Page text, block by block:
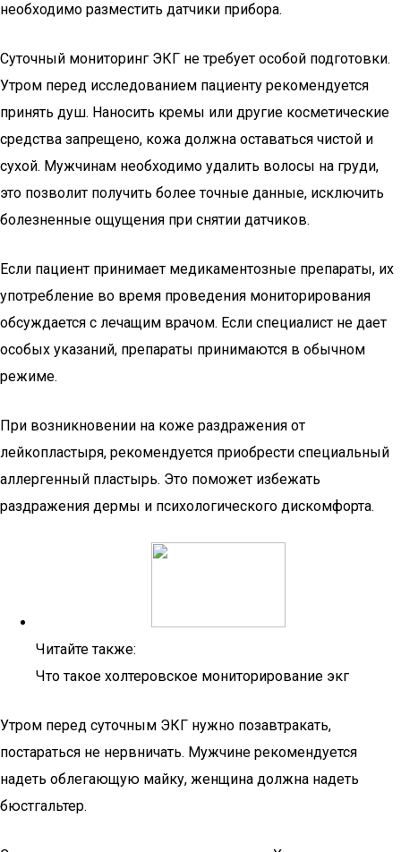
необходимо разместить датчики прибора.
Суточный мониторинг ЭКГ не требует особой подготовки.
Утром перед исследованием пациенту рекомендуется
принять душ. Наносить кремы или другие косметические
средства запрещено, кожа должна оставаться чистой и
сухой. Мужчинам необходимо удалить волосы на груди,
это позволит получить более точные данные, исключить
болезненные ощущения при снятии датчиков.
Если пациент принимает медикаментозные препараты, их
употребление во время проведения мониторирования
обсуждается с лечащим врачом. Если специалист не дает
особых указаний, препараты принимаются в обычном
режиме.
При возникновении на коже раздражения от
лейкопластыря, рекомендуется приобрести специальный
аллергенный пластырь. Это поможет избежать
раздражения дермы и психологического дискомфорта.
Читайте также:
Что такое холтеровское мониторирование экг
Утром перед суточным ЭКГ нужно позавтракать,
постараться не нервничать. Мужчине рекомендуется
надеть облегающую майку, женщина должна надеть
бюстгальтер.